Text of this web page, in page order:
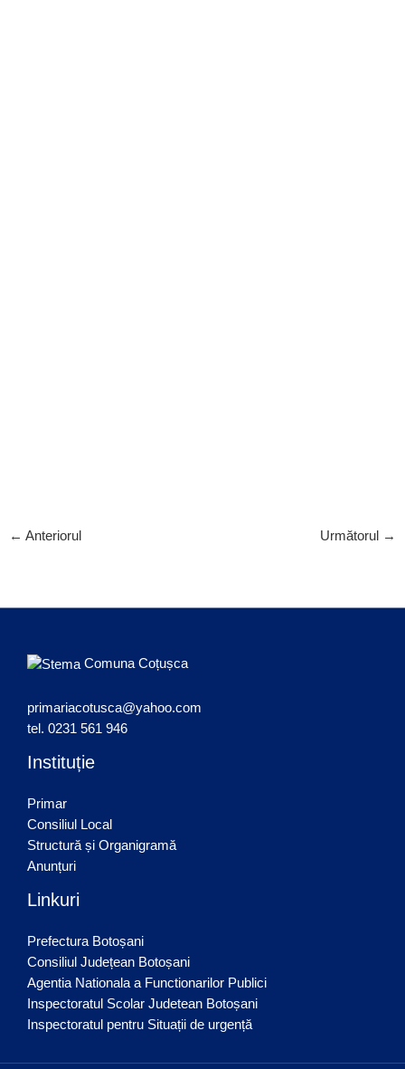
← Anteriorul Următorul →
Comuna Coțușca
primariacotusca@yahoo.com
tel. 0231 561 946
Instituție
Primar
Consiliul Local
Structură și Organigramă
Anunțuri
Linkuri
Prefectura Botoșani
Consiliul Județean Botoșani
Agentia Nationala a Functionarilor Publici
Inspectoratul Scolar Judetean Botoșani
Inspectoratul pentru Situații de urgență